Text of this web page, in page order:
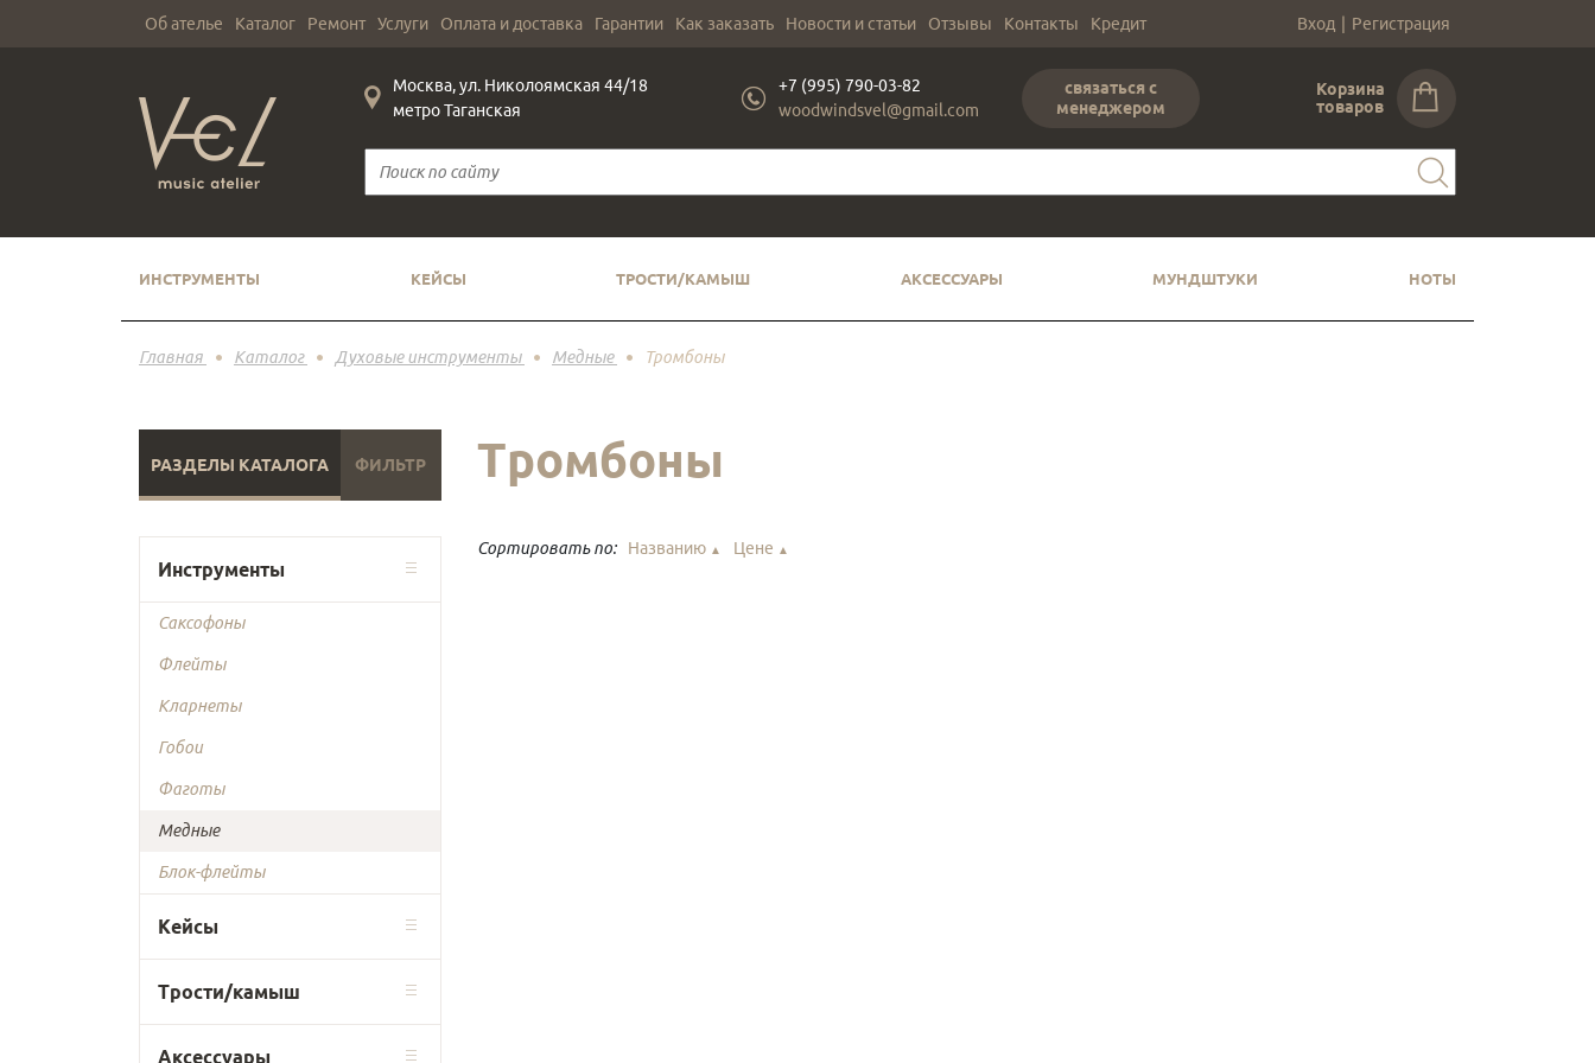
Об ателье Каталог Ремонт Услуги Оплата и доставка Гарантии Как заказать Новости и статьи Отзывы Контакты Кредит Вход | Регистрация
Москва, ул. Николоямская 44/18
метро Таганская
+7 (995) 790-03-82
woodwindsvel@gmail.com
связаться с
менеджером
Корзина
товаров
ИНСТРУМЕНТЫ КЕЙСЫ ТРОСТИ/КАМЫШ АКСЕССУАРЫ МУНДШТУКИ НОТЫ
Главная Каталог Духовые инструменты Медные Тромбоны
РАЗДЕЛЫ КАТАЛОГА ФИЛЬТР Тромбоны
Инструменты
Саксофоны
Флейты
Кларнеты
Гобои
Фаготы
Медные
Блок-флейты
Кейсы
Трости/камыш
Аксессуары
Сортировать по: Названию ▲ Цене ▲